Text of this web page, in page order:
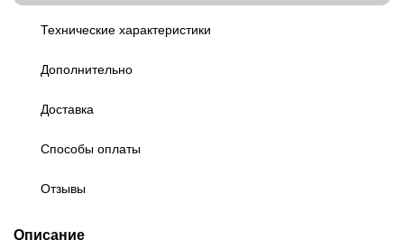
Технические характеристики
Дополнительно
Доставка
Способы оплаты
Отзывы
Описание